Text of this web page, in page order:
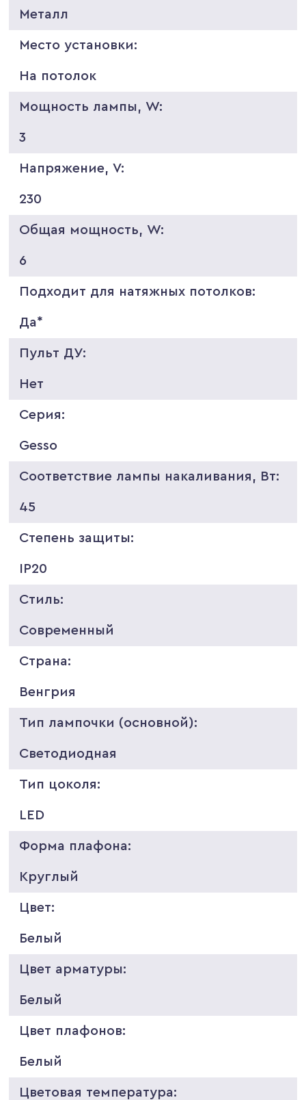
Металл
Место установки:
На потолок
Мощность лампы, W:
3
Напряжение, V:
230
Общая мощность, W:
6
Подходит для натяжных потолков:
Да*
Пульт ДУ:
Нет
Серия:
Gesso
Соответствие лампы накаливания, Вт:
45
Степень защиты:
IP20
Стиль:
Современный
Страна:
Венгрия
Тип лампочки (основной):
Светодиодная
Тип цоколя:
LED
Форма плафона:
Круглый
Цвет:
Белый
Цвет арматуры:
Белый
Цвет плафонов:
Белый
Цветовая температура: